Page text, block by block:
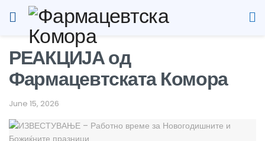
РЕАКЦИЈА од
Фармацевтската Комора
June 15, 2026